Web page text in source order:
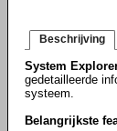
Beschrijving
System
gedetailleerde
systeem.
Belangrijkste